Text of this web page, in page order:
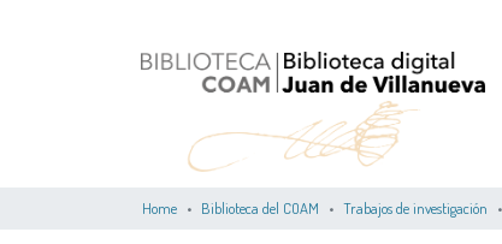
Home Biblioteca del COAM Trabajos de investigación